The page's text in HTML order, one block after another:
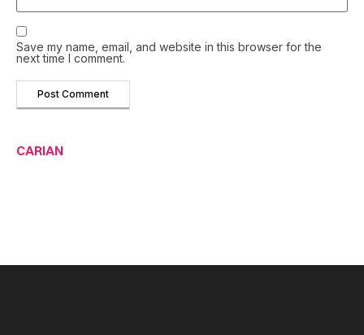
Save my name, email, and website in this browser for the
next time I comment.
CARIAN